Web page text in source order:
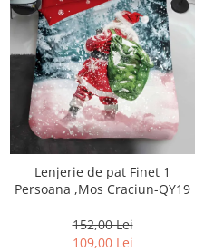
Lenjerie de pat Finet 1
Persoana ,Mos Craciun-QY19
152,00 Lei
109,00 Lei